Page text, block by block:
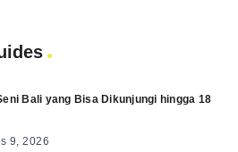
Bali yang Bisa Dikunjungi hingga 18
9, 2026